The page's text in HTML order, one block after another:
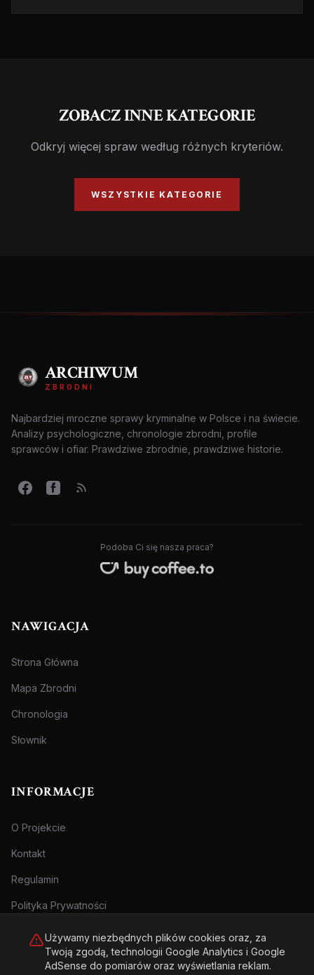
ZOBACZ INNE KATEGORIE
Odkryj więcej spraw według różnych kryteriów.
WSZYSTKIE KATEGORIE
ARCHIWUM
ZBRODNI
Najbardziej mroczne sprawy kryminalne w Polsce i na świecie.
Analizy psychologiczne, chronologie zbrodni, profile
sprawców i ofiar. Prawdziwe zbrodnie, prawdziwe historie.
Podoba Ci się nasza praca?
NAWIGACJA
Strona Główna
Mapa Zbrodni
Chronologia
Słownik
INFORMACJE
O Projekcie
Kontakt
Regulamin
Polityka Prywatności
Używamy niezbędnych plików cookies oraz, za
Twoją zgodą, technologii Google Analytics i Google
AdSense do pomiarów oraz wyświetlania reklam.